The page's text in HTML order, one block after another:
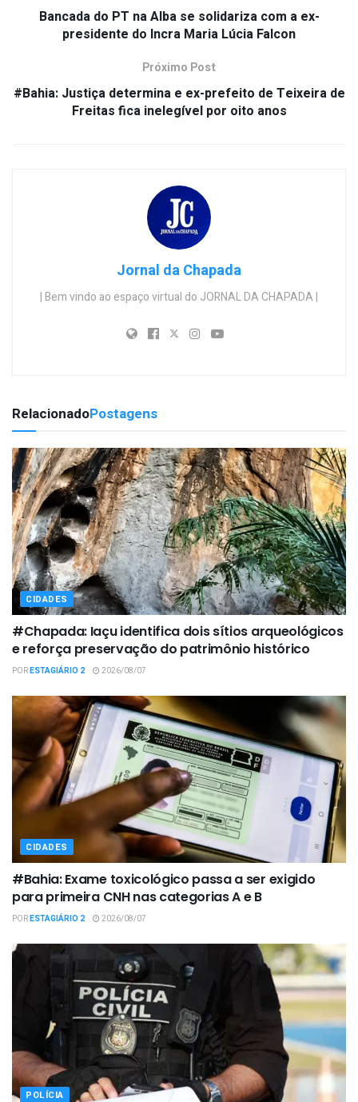
Bancada do PT na Alba se solidariza com a ex-
presidente do Incra Maria Lúcia Falcon
Próximo Post
#Bahia: Justiça determina e ex-prefeito de Teixeira de
Freitas fica inelegível por oito anos
Jornal da Chapada
| Bem vindo ao espaço virtual do JORNAL DA CHAPADA |
RelacionadoPostagens
CIDADES
#Chapada: Iaçu identifica dois sítios arqueológicos
e reforça preservação do patrimônio histórico
PORESTAGIÁRIO 2 2026/08/07
CIDADES
#Bahia: Exame toxicológico passa a ser exigido
para primeira CNH nas categorias A e B
PORESTAGIÁRIO 2 2026/08/07
POLÍCIA